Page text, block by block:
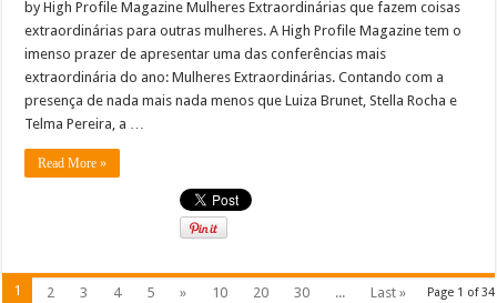
by High Profile Magazine Mulheres Extraordinárias que fazem coisas
extraordinárias para outras mulheres. A High Profile Magazine tem o
imenso prazer de apresentar uma das conferências mais
extraordinária do ano: Mulheres Extraordinárias. Contando com a
presença de nada mais nada menos que Luiza Brunet, Stella Rocha e
Telma Pereira, a …
Read More »
Page 1 of 34
1 2 3 4 5 » 10 20 30 ... Last »